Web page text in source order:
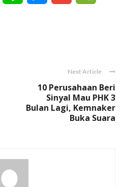
Next Article
10 Perusahaan Beri
Sinyal Mau PHK 3
Bulan Lagi, Kemnaker
Buka Suara